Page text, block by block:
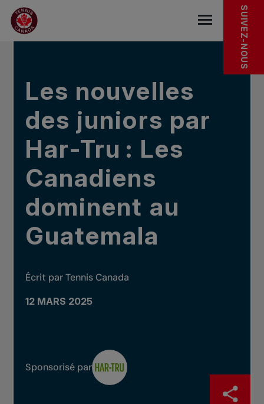
Sauter au menu principal
Sauter au contenu principal
Sauter au pied de page
DANS LES NOUVELLES SUIVEZ-NOUS
Les nouvelles
des juniors par
Har-Tru : Les
Canadiens
dominent au
Guatemala
Écrit par Tennis Canada
12 MARS 2025
Sponsorisé par